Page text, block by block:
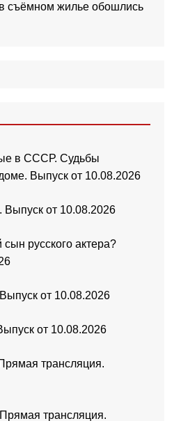
съёмном жилье обошлись
в СССР. Судьбы
Выпуск от 10.08.2026
от 10.08.2026
русского актера?
от 10.08.2026
от 10.08.2026
трансляция.
трансляция.